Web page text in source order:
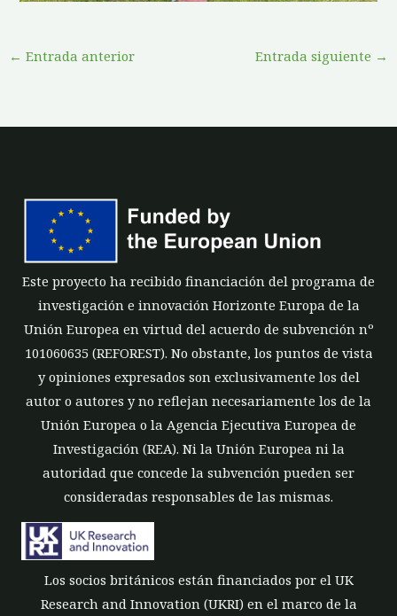
← Entrada anterior Entrada siguiente →
Este proyecto ha recibido financiación del programa de
investigación e innovación Horizonte Europa de la
Unión Europea en virtud del acuerdo de subvención nº
101060635 (REFOREST). No obstante, los puntos de vista
y opiniones expresados son exclusivamente los del
autor o autores y no reflejan necesariamente los de la
Unión Europea o la Agencia Ejecutiva Europea de
Investigación (REA). Ni la Unión Europea ni la
autoridad que concede la subvención pueden ser
consideradas responsables de las mismas.
Los socios británicos están financiados por el UK
Research and Innovation (UKRI) en el marco de la